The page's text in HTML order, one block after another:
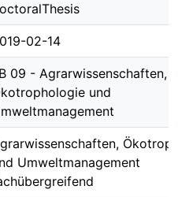
02-14
09 - Agrarwissenschaften,
und
Umweltmanagement